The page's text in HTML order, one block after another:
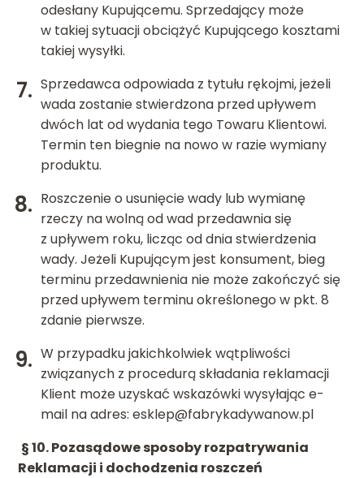
odesłany Kupującemu. Sprzedający może
w takiej sytuacji obciążyć Kupującego kosztami
takiej wysyłki.
Sprzedawca odpowiada z tytułu rękojmi, jeżeli
wada zostanie stwierdzona przed upływem
dwóch lat od wydania tego Towaru Klientowi.
Termin ten biegnie na nowo w razie wymiany
produktu.
Roszczenie o usunięcie wady lub wymianę
rzeczy na wolną od wad przedawnia się
z upływem roku, licząc od dnia stwierdzenia
wady. Jeżeli Kupującym jest konsument, bieg
terminu przedawnienia nie może zakończyć się
przed upływem terminu określonego w pkt. 8
zdanie pierwsze.
W przypadku jakichkolwiek wątpliwości
związanych z procedurą składania reklamacji
Klient może uzyskać wskazówki wysyłając e-
mail na adres: esklep@fabrykadywanow.pl
§ 10.Pozasądowe sposoby rozpatrywania
Reklamacji i dochodzenia roszczeń